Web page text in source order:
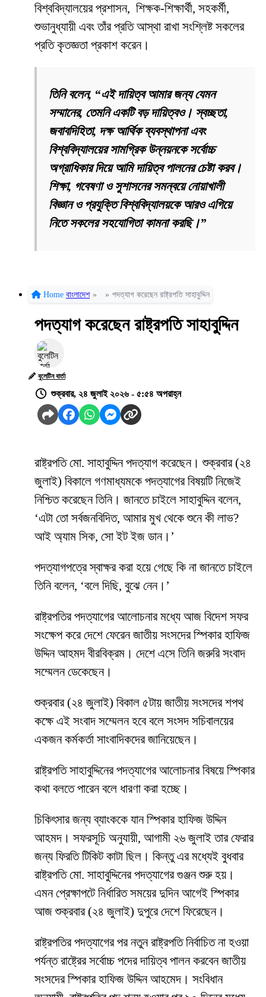
বিশ্ববিদ্যালয়ের প্রশাসন, শিক্ষক-শিক্ষার্থী, সহকর্মী,
শুভানুধ্যায়ী এবং তাঁর প্রতি আস্থা রাখা সংশ্লিষ্ট সকলের
প্রতি কৃতজ্ঞতা প্রকাশ করেন।
তিনি বলেন, “এই দায়িত্ব আমার জন্য যেমন
সম্মানের, তেমনি একটি বড় দায়িত্বও। স্বচ্ছতা,
জবাবদিহিতা, দক্ষ আর্থিক ব্যবস্থাপনা এবং
বিশ্ববিদ্যালয়ের সামগ্রিক উন্নয়নকে সর্বোচ্চ
অগ্রাধিকার দিয়ে আমি দায়িত্ব পালনের চেষ্টা করব।
শিক্ষা, গবেষণা ও সুশাসনের সমন্বয়ে নোয়াখালী
বিজ্ঞান ও প্রযুক্তি বিশ্ববিদ্যালয়কে আরও এগিয়ে
নিতে সকলের সহযোগিতা কামনা করছি।”
Home বাংলাদেশ » » পদত্যাগ করেছেন রাষ্ট্রপতি সাহাবুদ্দিন
পদত্যাগ করেছেন রাষ্ট্রপতি সাহাবুদ্দিন
বুলেটিন বার্তা
শুক্রবার, ২৪ জুলাই ২০২৬ - ৫:৫৪ অপরাহ্ন
রাষ্ট্রপতি মো. সাহাবুদ্দিন পদত্যাগ করেছেন। শুক্রবার (২৪
জুলাই) বিকালে গণমাধ্যমকে পদত্যাগের বিষয়টি নিজেই
নিশ্চিত করেছেন তিনি। জানতে চাইলে সাহাবুদ্দিন বলেন,
‘এটা তো সর্বজনবিদিত, আমার মুখ থেকে শুনে কী লাভ?
আই অ্যাম সিক, সো ইট ইজ ডান।’
পদত্যাগপত্রে স্বাক্ষর করা হয়ে গেছে কি না জানতে চাইলে
তিনি বলেন, ‘বলে দিছি, বুঝে নেন।’
রাষ্ট্রপতির পদত্যাগের আলোচনার মধ্যে আজ বিদেশ সফর
সংক্ষেপ করে দেশে ফেরেন জাতীয় সংসদের স্পিকার হাফিজ
উদ্দিন আহমদ বীরবিক্রম। দেশে এসে তিনি জরুরি সংবাদ
সম্মেলন ডেকেছেন।
শুক্রবার (২৪ জুলাই) বিকাল ৫টায় জাতীয় সংসদের শপথ
কক্ষে এই সংবাদ সম্মেলন হবে বলে সংসদ সচিবালয়ের
একজন কর্মকর্তা সাংবাদিকদের জানিয়েছেন।
রাষ্ট্রপতি সাহাবুদ্দিনের পদত্যাগের আলোচনার বিষয়ে স্পিকার
কথা বলতে পারেন বলে ধারণা করা হচ্ছে।
চিকিৎসার জন্য ব্যাংককে যান স্পিকার হাফিজ উদ্দিন
আহমদ। সফরসূচি অনুযায়ী, আগামী ২৬ জুলাই তার ফেরার
জন্য ফিরতি টিকিট কাটা ছিল। কিন্তু এর মধ্যেই বুধবার
রাষ্ট্রপতি মো. সাহাবুদ্দিনের পদত্যাগের গুঞ্জন শুরু হয়।
এমন প্রেক্ষাপটে নির্ধারিত সময়ের দুদিন আগেই স্পিকার
আজ শুক্রবার (২৪ জুলাই) দুপুরে দেশে ফিরেছেন।
রাষ্ট্রপতির পদত্যাগের পর নতুন রাষ্ট্রপতি নির্বাচিত না হওয়া
পর্যন্ত রাষ্ট্রের সর্বোচ্চ পদের দায়িত্ব পালন করবেন জাতীয়
সংসদের স্পিকার হাফিজ উদ্দিন আহমেদ। সংবিধান